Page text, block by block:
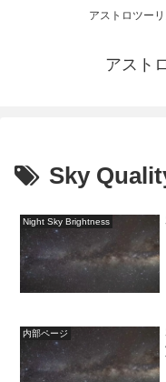
アストロツー
アスト
Sky
Night Sky Brightness
内部ページ